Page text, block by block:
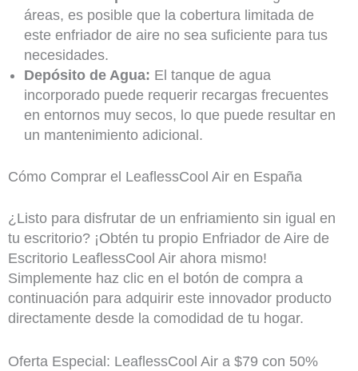
áreas, es posible que la cobertura limitada de
este enfriador de aire no sea suficiente para tus
necesidades.
Depósito de Agua: El tanque de agua
incorporado puede requerir recargas frecuentes
en entornos muy secos, lo que puede resultar en
un mantenimiento adicional.
Cómo Comprar el LeaflessCool Air en España
¿Listo para disfrutar de un enfriamiento sin igual en
tu escritorio? ¡Obtén tu propio Enfriador de Aire de
Escritorio LeaflessCool Air ahora mismo!
Simplemente haz clic en el botón de compra a
continuación para adquirir este innovador producto
directamente desde la comodidad de tu hogar.
Oferta Especial: LeaflessCool Air a $79 con 50%